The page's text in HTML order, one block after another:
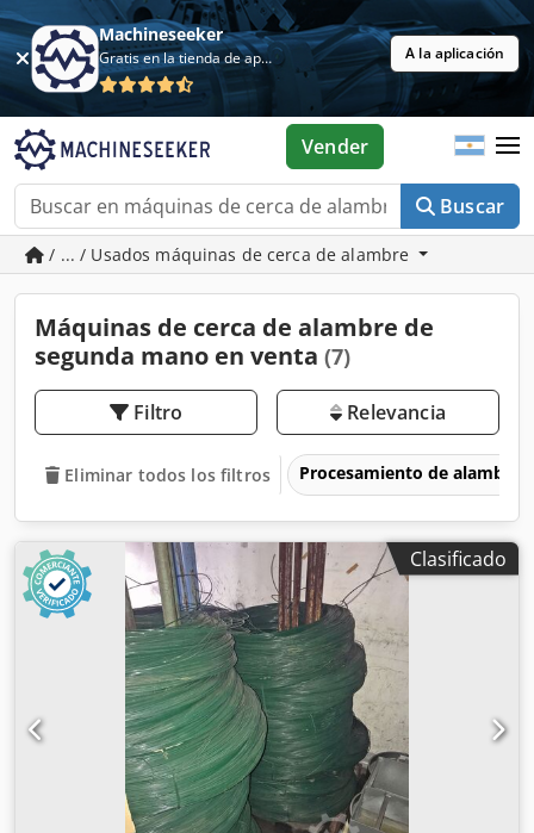
Machineseeker
Gratis en la tienda de aplicaciones A la aplicación
Buscar
Vender
/ ... / Usados máquinas de cerca de alambre
Máquinas de cerca de alambre de
segunda mano en venta (7)
Filtro Relevancia
Eliminar todos los filtros Procesamiento de alambre
Clasificado